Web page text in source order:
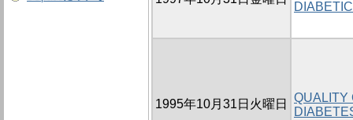
1995年10月31日火曜日
QUALITY